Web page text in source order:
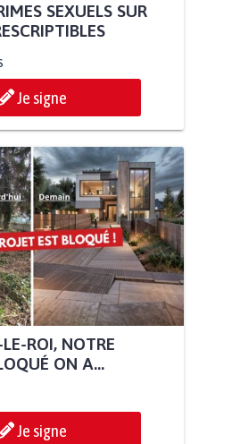
SEXUELS SUR
Je signe
ROI, NOTRE
ON A...
Je signe